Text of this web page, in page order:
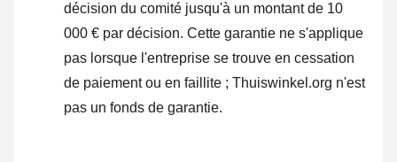
décision du comité jusqu'à un montant de 10
000 € par décision. Cette garantie ne s'applique
pas lorsque l'entreprise se trouve en cessation
de paiement ou en faillite ; Thuiswinkel.org n'est
pas un fonds de garantie.